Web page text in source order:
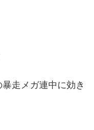
走メガ連中に効き